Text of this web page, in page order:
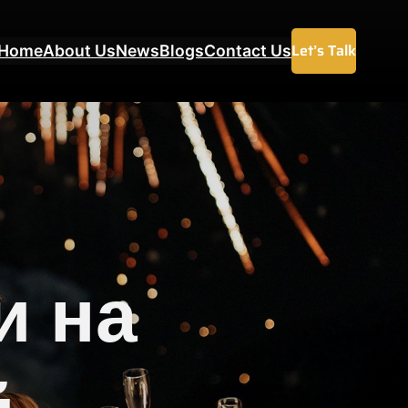
About UsNewsBlogsContact UsLet’s Talk
на